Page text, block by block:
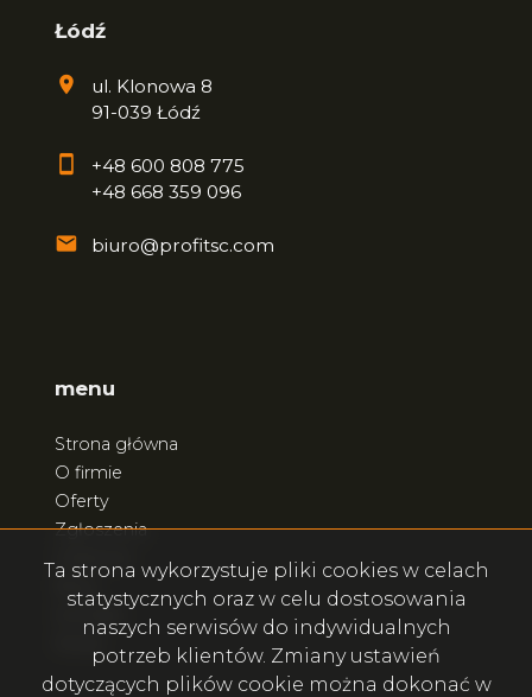
Łódź
ul. Klonowa 8
91-039 Łódź
+48 600 808 775
+48 668 359 096
biuro@profitsc.com
menu
Strona główna
O firmie
Oferty
Zgłoszenia
Kontakt
Ta strona wykorzystuje pliki cookies w celach
statystycznych oraz w celu dostosowania
naszych serwisów do indywidualnych
potrzeb klientów. Zmiany ustawień
dotyczących plików cookie można dokonać w